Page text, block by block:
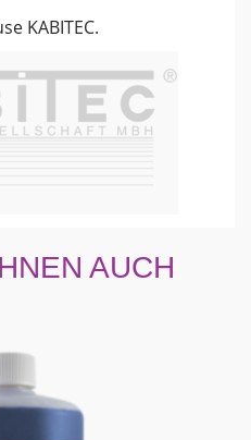
KABITEC.
AUCH